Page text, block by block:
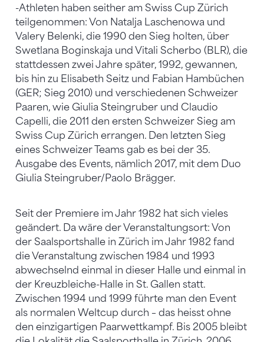
-Athleten haben seither am Swiss Cup Zürich
teilgenommen: Von Natalja Laschenowa und
Valery Belenki, die 1990 den Sieg holten, über
Swetlana Boginskaja und Vitali Scherbo (BLR), die
stattdessen zwei Jahre später, 1992, gewannen,
bis hin zu Elisabeth Seitz und Fabian Hambüchen
(GER; Sieg 2010) und verschiedenen Schweizer
Paaren, wie Giulia Steingruber und Claudio
Capelli, die 2011 den ersten Schweizer Sieg am
Swiss Cup Zürich errangen. Den letzten Sieg
eines Schweizer Teams gab es bei der 35.
Ausgabe des Events, nämlich 2017, mit dem Duo
Giulia Steingruber/Paolo Brägger.
Seit der Premiere im Jahr 1982 hat sich vieles
geändert. Da wäre der Veranstaltungsort: Von
der Saalsportshalle in Zürich im Jahr 1982 fand
die Veranstaltung zwischen 1984 und 1993
abwechselnd einmal in dieser Halle und einmal in
der Kreuzbleiche-Halle in St. Gallen statt.
Zwischen 1994 und 1999 führte man den Event
als normalen Weltcup durch – das heisst ohne
den einzigartigen Paarwettkampf. Bis 2005 bleibt